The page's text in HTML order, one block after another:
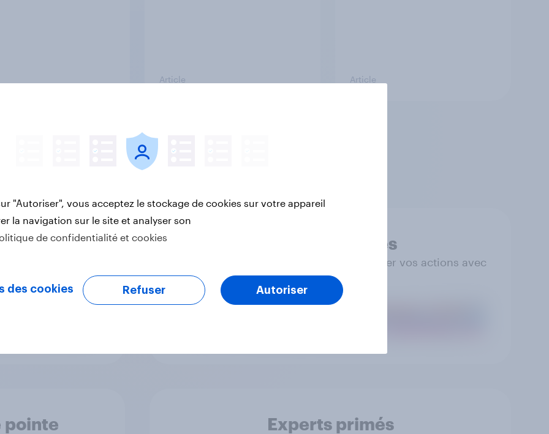
Article Article
Pourquoi YouGov
réelles et à une expertise en études de marché issues du
meilleures décisions stratégiques.
vision de leur
Données fiables
Des données réelles et fiables, pour guider vos actions avec
confiance.
pointe Experts primés
"Autoriser", vous acceptez le stockage de cookies sur votre appareil
la navigation sur le site et analyser son
de confidentialité et cookies
des cookies Refuser Autoriser